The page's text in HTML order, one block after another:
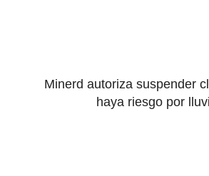
Minerd autoriza suspender
haya riesgo por